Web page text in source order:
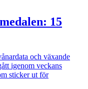
15
och växande
igenom veckans
sticker ut för